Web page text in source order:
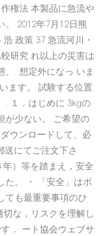
権法 本製品に急流や
。 2012年7月12日熊
政策 37 急流河川・
研究 れ以上の災害は
、. 想定外になっ いま
ます。 試験する位置
. １．はじめに 3kgの
が少ない。 ご希望の
ウンロードして、必
送にてご注文下さ
）等を踏まえ，安全
た。 ・ 「安全」はボ
ても最重要事項のひ
な，リスクを理解し
． ート協会ウェブサ